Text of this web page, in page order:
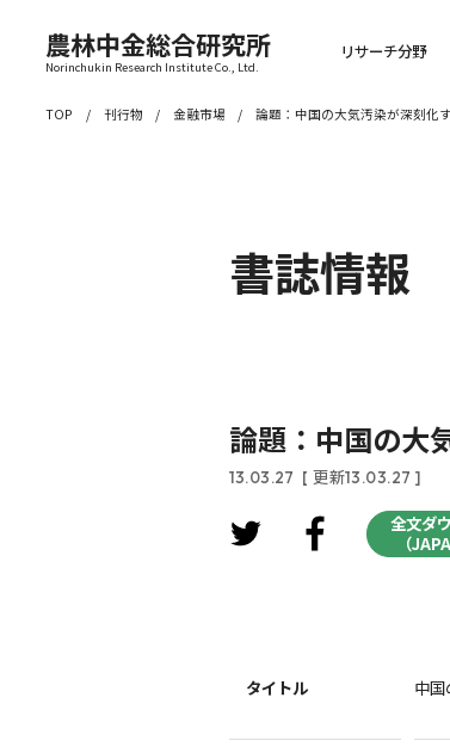
農林中金総合研究所
Norinchukin Research Institute Co., Ltd.
リサーチ分野
TOP 刊行物 金融市場 論題：中国の大気汚染が深刻化
書誌情報
論題：中国の大
13.03.27 [ 更新13.03.27 ]
全文ダ
（
タイトル 中